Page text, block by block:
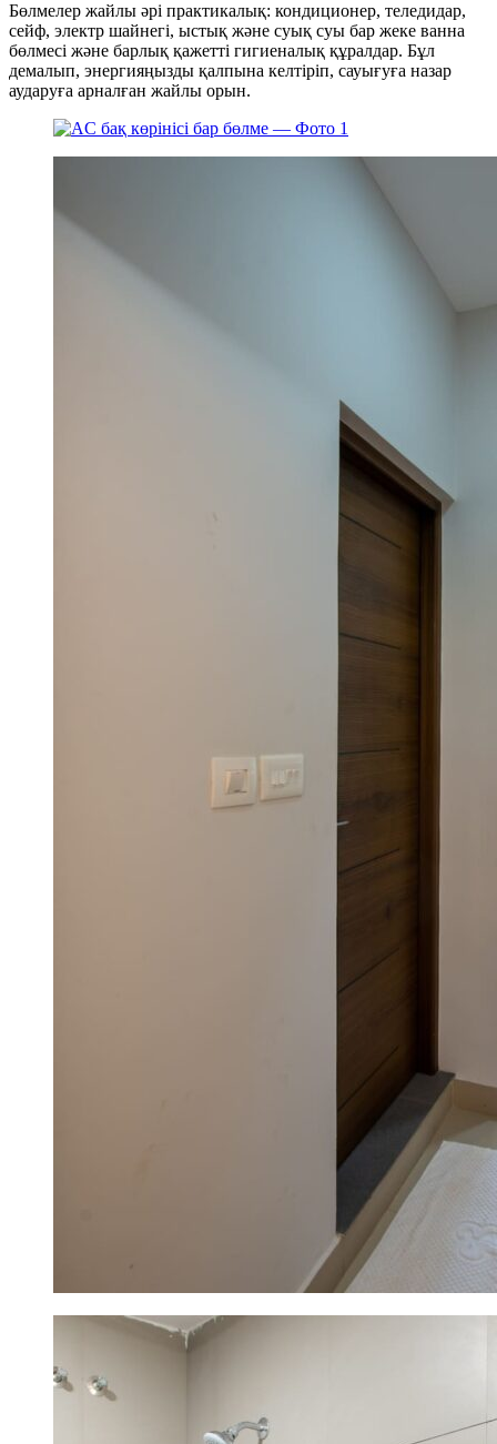
Бөлмелер жайлы әрі практикалық: кондиционер, теледидар,
сейф, электр шайнегі, ыстық және суық суы бар жеке ванна
бөлмесі және барлық қажетті гигиеналық құралдар. Бұл
демалып, энергияңызды қалпына келтіріп, сауығуға назар
аударуға арналған жайлы орын.